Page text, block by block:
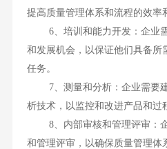
提高质量管理体系和流程的效率
6、培训和能力开发：企业需
和发展机会，以保证他们具备所
任务。
7、测量和分析：企业需要建
析技术，以监控和改进产品和过
8、内部审核和管理评审：企
和管理评审，以确保质量管理体